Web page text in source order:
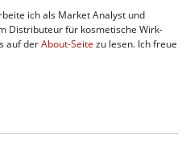
ich als Market Analyst und
Distributeur für kosmetische Wirk-
auf derAbout-Seite zu lesen. Ich freue